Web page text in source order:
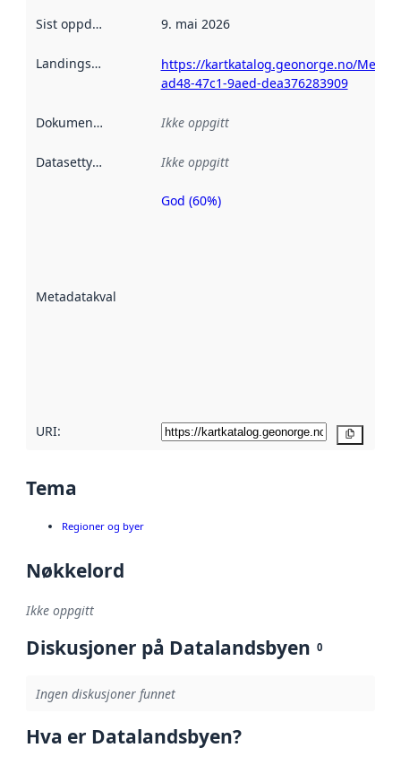
Sist oppdatert 9. mai 2026
Landingsside
https://kartkatalog.geonorge.no/
ad48-47c1-9aed-dea376283909
Dokumentasjon Ikke oppgitt
Datasettype Ikke oppgitt
Metadatakvalitet
Metadatakvalitet
God (60%)
URI:
Tema
Regioner og byer
Nøkkelord
Ikke oppgitt
Diskusjoner på Datalandsbyen 0
Ingen diskusjoner funnet
Hva er Datalandsbyen?